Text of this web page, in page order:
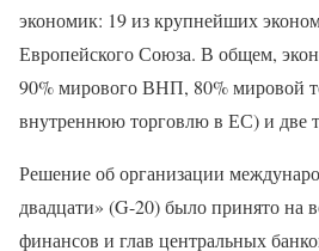
экономик: 19 из крупнейших
Европейского Союза. В общем,
90% мирового ВНП, 80% мировой
внутреннюю торговлю в ЕС) и две
Решение об организации
двадцати» (G-20) было принято на
финансов и глав центральных